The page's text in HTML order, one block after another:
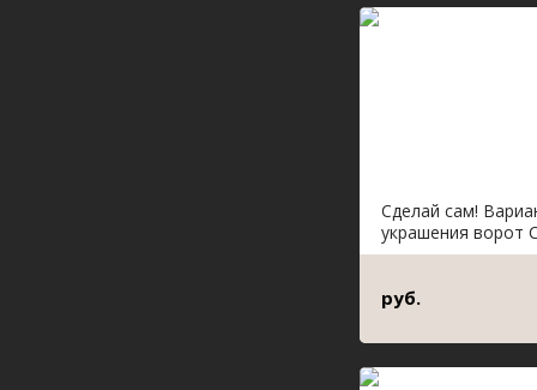
Сделай сам!
украшения ворот
руб.